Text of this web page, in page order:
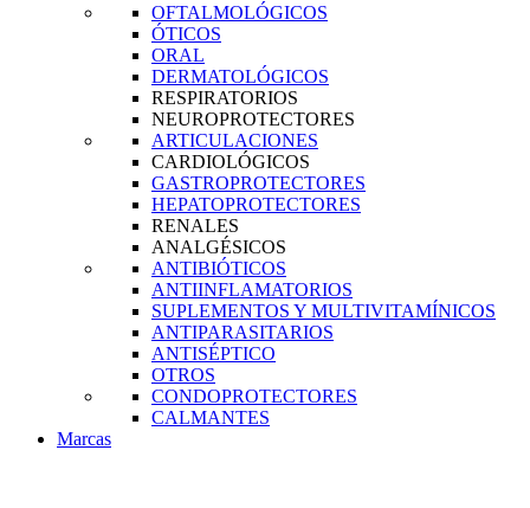
OFTALMOLÓGICOS
ÓTICOS
ORAL
DERMATOLÓGICOS
RESPIRATORIOS
NEUROPROTECTORES
ARTICULACIONES
CARDIOLÓGICOS
GASTROPROTECTORES
HEPATOPROTECTORES
RENALES
ANALGÉSICOS
ANTIBIÓTICOS
ANTIINFLAMATORIOS
SUPLEMENTOS Y MULTIVITAMÍNICOS
ANTIPARASITARIOS
ANTISÉPTICO
OTROS
CONDOPROTECTORES
CALMANTES
Marcas